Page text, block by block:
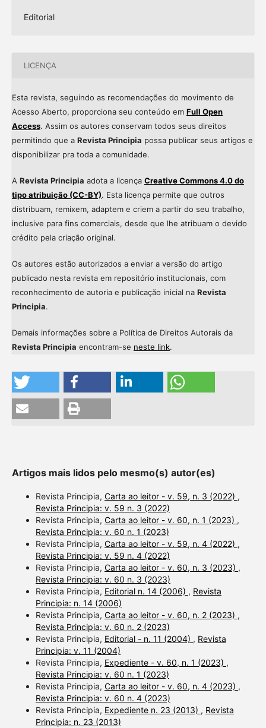
Editorial
LICENÇA
Esta revista, seguindo as recomendações do movimento de
Acesso Aberto, proporciona seu conteúdo em Full Open
Access. Assim os autores conservam todos seus direitos
permitindo que a Revista Principia possa publicar seus artigos e
disponibilizar pra toda a comunidade.
A Revista Principia adota a licença Creative Commons 4.0 do
tipo atribuição (CC-BY). Esta licença permite que outros
distribuam, remixem, adaptem e criem a partir do seu trabalho,
inclusive para fins comerciais, desde que lhe atribuam o devido
crédito pela criação original.
Os autores estão autorizados a enviar a versão do artigo
publicado nesta revista em repositório institucionais, com
reconhecimento de autoria e publicação inicial na Revista
Principia.
Demais informações sobre a Política de Direitos Autorais da
Revista Principia encontram-se neste link.
Artigos mais lidos pelo mesmo(s) autor(es)
Revista Principia, Carta ao leitor - v. 59, n. 3 (2022) ,
Revista Principia: v. 59 n. 3 (2022)
Revista Principia, Carta ao leitor - v. 60, n. 1 (2023) ,
Revista Principia: v. 60 n. 1 (2023)
Revista Principia, Carta ao leitor - v. 59, n. 4 (2022) ,
Revista Principia: v. 59 n. 4 (2022)
Revista Principia, Carta ao leitor - v. 60, n. 3 (2023) ,
Revista Principia: v. 60 n. 3 (2023)
Revista Principia, Editorial n. 14 (2006) , Revista
Principia: n. 14 (2006)
Revista Principia, Carta ao leitor - v. 60, n. 2 (2023) ,
Revista Principia: v. 60 n. 2 (2023)
Revista Principia, Editorial - n. 11 (2004) , Revista
Principia: v. 11 (2004)
Revista Principia, Expediente - v. 60, n. 1 (2023) ,
Revista Principia: v. 60 n. 1 (2023)
Revista Principia, Carta ao leitor - v. 60, n. 4 (2023) ,
Revista Principia: v. 60 n. 4 (2023)
Revista Principia, Expediente n. 23 (2013) , Revista
Principia: n. 23 (2013)